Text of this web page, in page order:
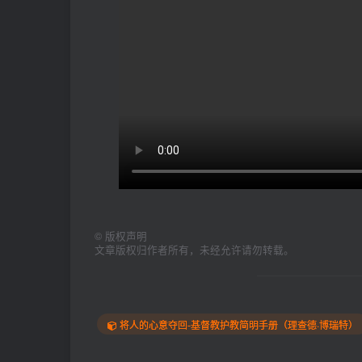
© 版权声明
文章版权归作者所有，未经允许请勿转载。
将人的心意夺回-基督教护教简明手册（理查德·博瑞特）